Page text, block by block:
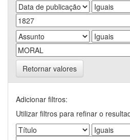
Retornar valores
Adicionar filtros:
Utilizar filtros para refinar o